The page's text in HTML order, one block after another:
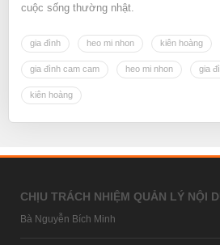
cuộc sống thường nhật.
gia đình heo mi nhon kiên hoàng
gia đình cam cam heo mi nhon gia
kiên hoàng
CHỊU TRÁCH NHIỆM QUẢN LÝ NỘI
Bà Nguyễn Bích Minh